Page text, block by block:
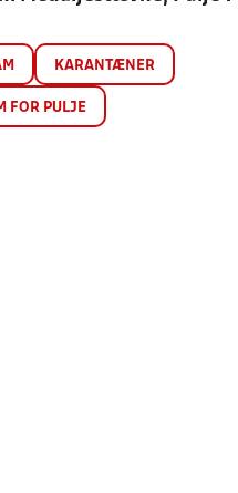
KARANTÆNER
FOR PULJE